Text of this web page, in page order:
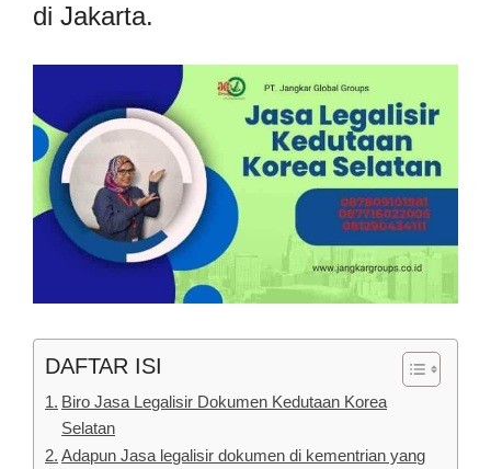
di Jakarta.
DAFTAR ISI
Biro Jasa Legalisir Dokumen Kedutaan Korea
Selatan
Adapun Jasa legalisir dokumen di kementrian yang